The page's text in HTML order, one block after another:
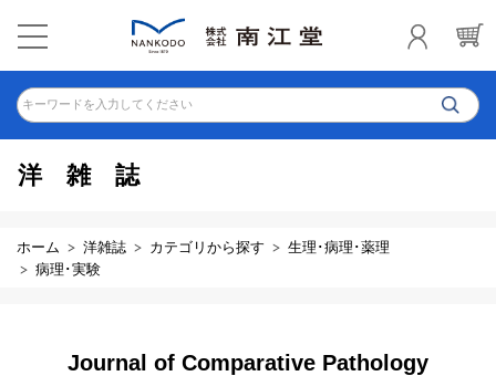
キーワードを入力してください
洋雑誌
ホーム 洋雑誌 カテゴリから探す
生理･病理･薬理
病理･実験
Journal of Comparative Pathology